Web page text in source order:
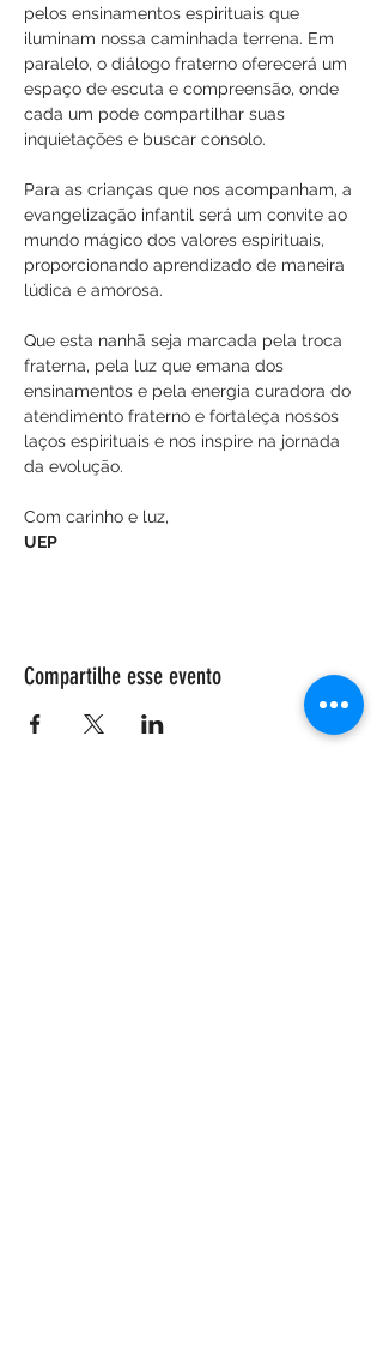
pelos ensinamentos espirituais que
iluminam nossa caminhada terrena. Em
paralelo, o diálogo fraterno oferecerá um
espaço de escuta e compreensão, onde
cada um pode compartilhar suas
inquietações e buscar consolo.
Para as crianças que nos acompanham, a
evangelização infantil será um convite ao
mundo mágico dos valores espirituais,
proporcionando aprendizado de maneira
lúdica e amorosa.
Que esta nanhã seja marcada pela troca
fraterna, pela luz que emana dos
ensinamentos e pela energia curadora do
atendimento fraterno e fortaleça nossos
laços espirituais e nos inspire na jornada
da evolução.
Com carinho e luz,
UEP
Compartilhe esse evento